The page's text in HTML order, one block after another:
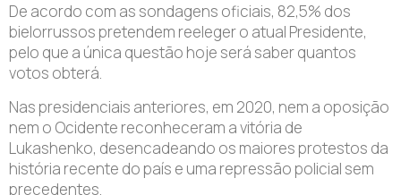
De acordo com as sondagens oficiais, 82,5% dos
bielorrussos pretendem reeleger o atual Presidente,
pelo que a única questão hoje será saber quantos
votos obterá.
Nas presidenciais anteriores, em 2020, nem a oposição
nem o Ocidente reconheceram a vitória de
Lukashenko, desencadeando os maiores protestos da
história recente do país e uma repressão policial sem
precedentes.